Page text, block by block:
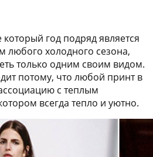
который год подряд является
любого холодного сезона,
только одним своим видом.
потому, что любой принт в
с теплым
всегда тепло и уютно.